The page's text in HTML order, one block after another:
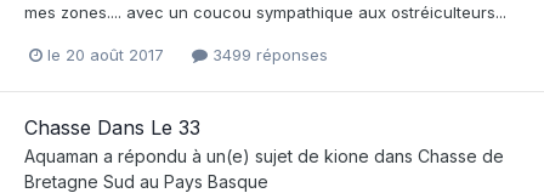
mes zones.... avec un coucou sympathique aux ostréiculteurs...
le 20 août 2017 3499 réponses
Chasse Dans Le 33
Aquaman a répondu à un(e) sujet de kione dans Chasse de
Bretagne Sud au Pays Basque